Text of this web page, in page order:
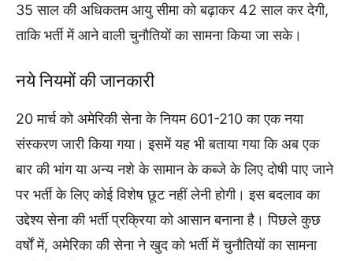
35 साल की अधिकतम आयु सीमा को बढ़ाकर 42 साल कर देगी,
ताकि भर्ती में आने वाली चुनौतियों का सामना किया जा सके।
नये नियमों की जानकारी
20 मार्च को अमेरिकी सेना के नियम 601-210 का एक नया
संस्करण जारी किया गया। इसमें यह भी बताया गया कि अब एक
बार की भांग या अन्य नशे के सामान के कब्जे के लिए दोषी पाए जाने
पर भर्ती के लिए कोई विशेष छूट नहीं लेनी होगी। इस बदलाव का
उद्देश्य सेना की भर्ती प्रक्रिया को आसान बनाना है। पिछले कुछ
वर्षों में, अमेरिका की सेना ने खुद को भर्ती में चुनौतियों का सामना